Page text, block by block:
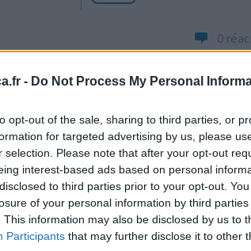
- Do Not Process My Personal
opt-out of the sale, sharing to third parties, or
for targeted advertising by us, please
selection. Please note that after your opt-out
interest-based ads based on personal
to third parties prior to your opt-out.
of your personal information by third parties
This information may also be disclosed by us to
Participants that may further disclose it to other
0
Efficacité
Quantité effets
secondaires
perso et
ma vie
donné